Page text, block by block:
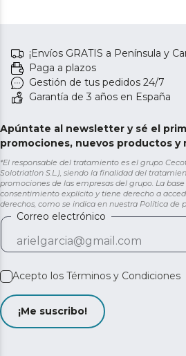
¡Envíos GRATIS a Península y
Paga a plazos
Gestión de tus pedidos 24/7
Garantía de 3 años en España
Apúntate al newsletter y sé el
promociones, nuevos productos y
*El responsable del tratamiento es el grupo
Solotriatlon S.L.), siendo la finalidad del
promociones de las empresas del grupo. La
consentimiento explícito y tiene derecho a
derechos, como se indica en nuestra Política de
Correo electrónico
Acepto los Términos y Condiciones
¡Me suscribo!